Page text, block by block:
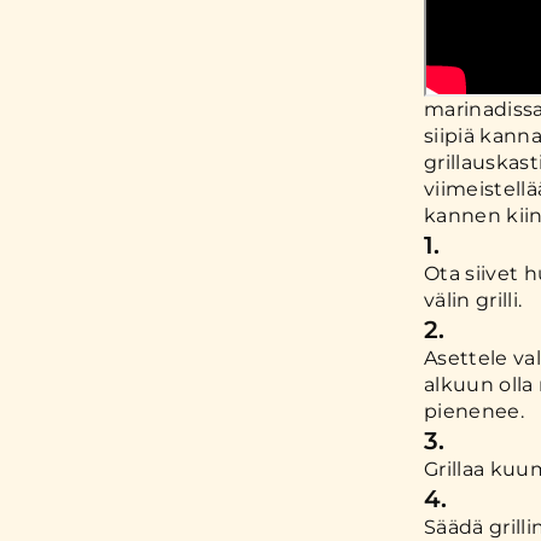
maustua
itse,
siipiä
kannen
1.
Ota siivet
välin grilli.
2.
Asettele
alkuun olla
pienenee.
3.
Grillaa
4.
Säädä